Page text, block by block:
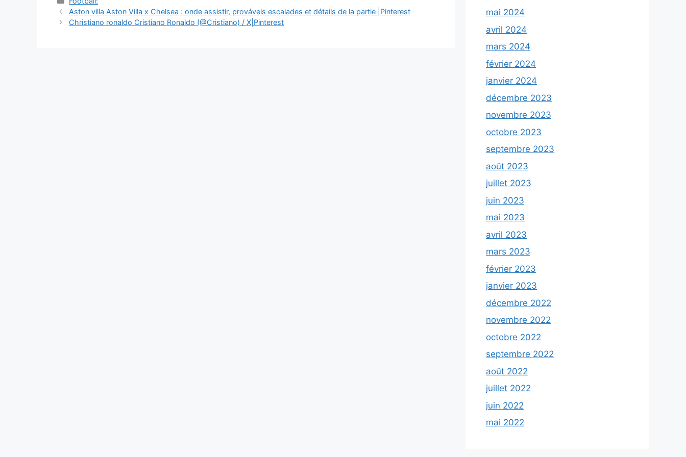
Navigation
des
Aston villa Aston Villa x Chelsea : onde assistir, prováveis ​​escalades et détails de la partie |Pinterest
Christiano ronaldo Cristiano Ronaldo (@Cristiano) / X|Pinterest
mai 2024
avril 2024
mars 2024
février 2024
janvier 2024
décembre 2023
novembre 2023
octobre 2023
septembre 2023
août 2023
juillet 2023
juin 2023
mai 2023
avril 2023
mars 2023
février 2023
janvier 2023
décembre 2022
novembre 2022
octobre 2022
septembre 2022
août 2022
juillet 2022
juin 2022
mai 2022